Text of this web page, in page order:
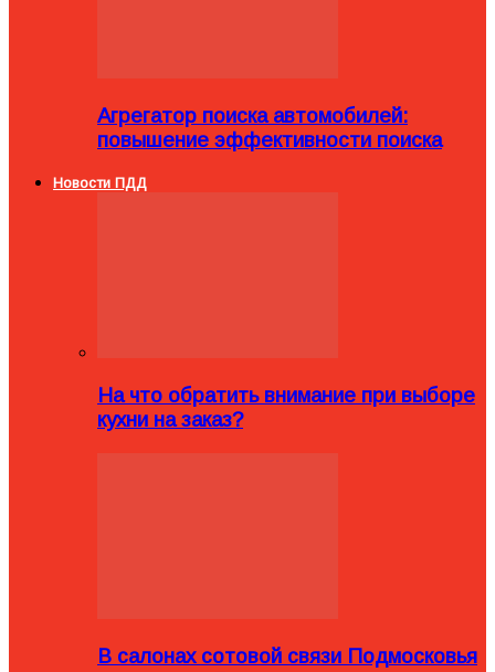
Агрегатор поиска автомобилей:
повышение эффективности поиска
Новости ПДД
На что обратить внимание при выборе
кухни на заказ?
В салонах сотовой связи Подмосковья